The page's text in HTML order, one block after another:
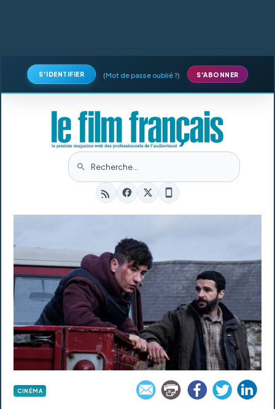
S'IDENTIFIER (Mot de passe oublié ?) S'ABONNER
CINÉMA